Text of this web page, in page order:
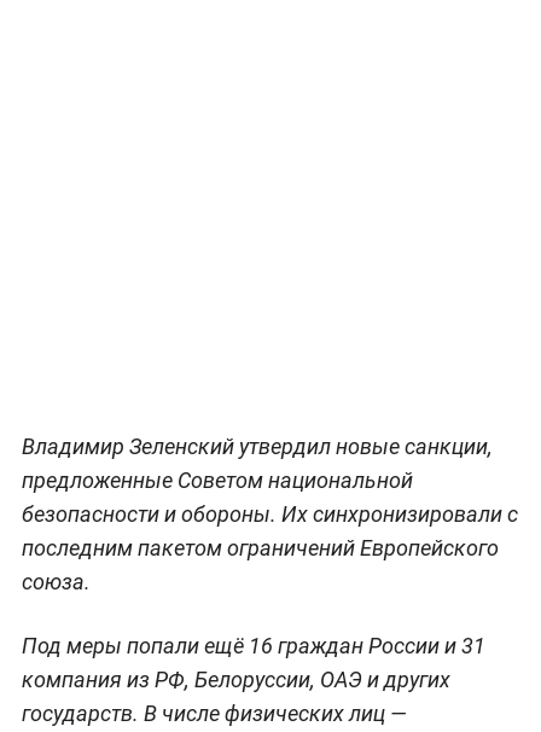
Владимир Зеленский утвердил новые санкции,
предложенные Советом национальной
безопасности и обороны. Их синхронизировали с
последним пакетом ограничений Европейского
союза.
Под меры попали ещё 16 граждан России и 31
компания из РФ, Белоруссии, ОАЭ и других
государств. В числе физических лиц —